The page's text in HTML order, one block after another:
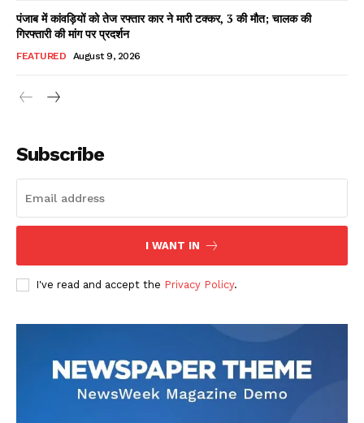
Read Latest News on AIN
NEWS 1 App
पंजाब में कांवड़ियों को तेज रफ्तार कार ने मारी टक्कर, 3 की मौत; चालक की
गिरफ्तारी की मांग पर प्रदर्शन
FEATURED August 9, 2026
Subscribe
I WANT IN
I've read and accept the Privacy Policy.